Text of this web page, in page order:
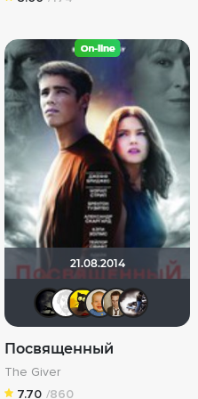
21.08.2014
xrockxEquitable
Посвященный
The Giver
7.70 /860